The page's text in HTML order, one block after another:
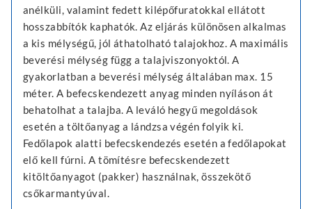
anélküli, valamint fedett kilépőfuratokkal ellátott
hosszabbítók kaphatók. Az eljárás különösen alkalmas
a kis mélységű, jól áthatolható talajokhoz. A maximális
beverési mélység függ a talajviszonyoktól. A
gyakorlatban a beverési mélység általában max. 15
méter. A befecskendezett anyag minden nyíláson át
behatolhat a talajba. A leváló hegyű megoldások
esetén a töltőanyag a lándzsa végén folyik ki.
Fedőlapok alatti befecskendezés esetén a fedőlapokat
elő kell fúrni. A tömítésre befecskendezett
kitöltőanyagot (pakker) használnak, összekötő
csőkarmantyúval.